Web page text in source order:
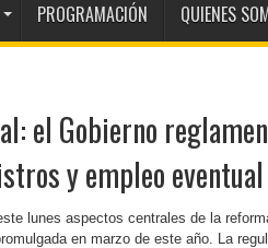
PROGRAMACIÓN QUIENES
el Gobierno
y empleo eventual
lunes aspectos centrales de la
en marzo de este año. La